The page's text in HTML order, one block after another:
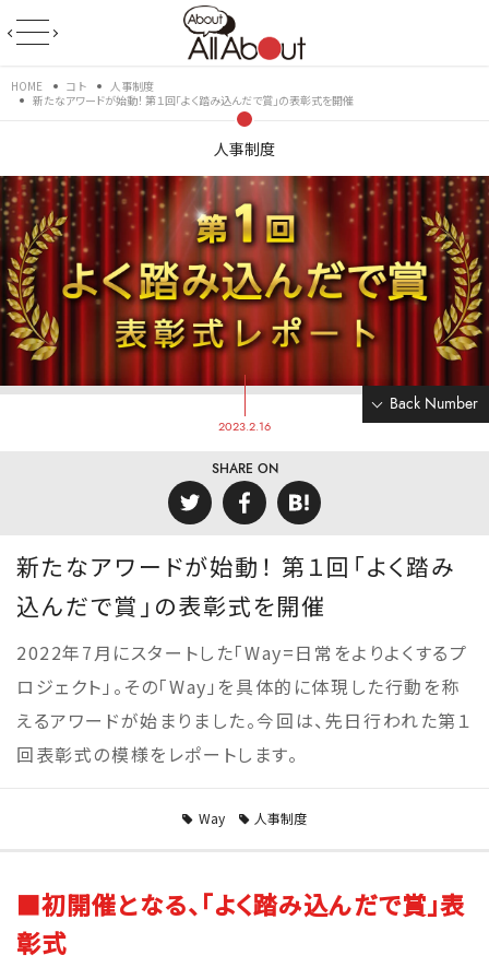
HOME コト
人事制度
新たなアワードが始動！ 第１回「よく踏み込んだで賞」の表彰式を開催
人事制度
Back Number
2023.2.16
SHARE ON
新たなアワードが始動！ 第１回「よく踏み
込んだで賞」の表彰式を開催
2022年7月にスタートした「Way=日常をよりよくするプ
ロジェクト」。その「Way」を具体的に体現した行動を称
えるアワードが始まりました。今回は、先日行われた第１
回表彰式の模様をレポートします。
Way 人事制度
■初開催となる、「よく踏み込んだで賞」表
彰式